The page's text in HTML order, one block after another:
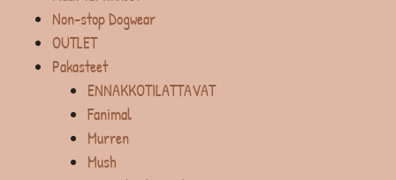
Non-stop Dogwear
OUTLET
Pakasteet
ENNAKKOTILATTAVAT
Fanimal
Murren
Mush